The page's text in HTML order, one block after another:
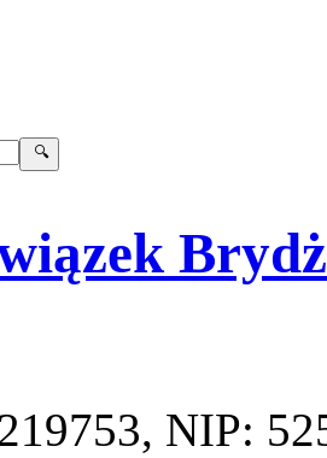
, NIP: